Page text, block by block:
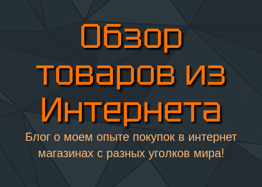
Обзор
товаров из
Интернета
Блог о моем опыте покупок в интернет
магазинах с разных уголков мира!